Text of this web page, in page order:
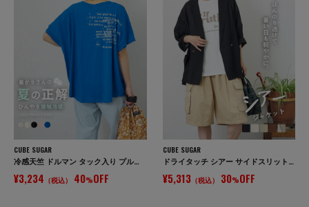
CUBE SUGAR
冷感天竺 ドルマン タック入り プルオーバー Tシャツ
¥3,234 （税込） 40%OFF
CUBE SUGAR
ドライタッチ シアー サイドスリット テーラード ジャケット
¥5,313（税込） 30%OFF